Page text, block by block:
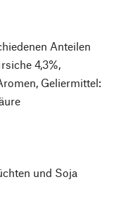
Anteilen
4,3%,
Geliermittel:
und Soja